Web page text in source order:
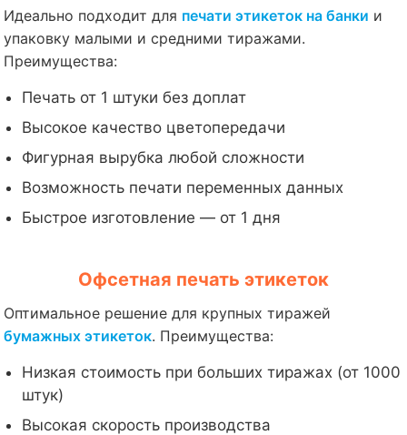
Идеально подходит для печати этикеток на банки и
упаковку малыми и средними тиражами.
Преимущества:
Печать от 1 штуки без доплат
Высокое качество цветопередачи
Фигурная вырубка любой сложности
Возможность печати переменных данных
Быстрое изготовление — от 1 дня
Офсетная печать этикеток
Оптимальное решение для крупных тиражей
бумажных этикеток. Преимущества:
Низкая стоимость при больших тиражах (от 1000
штук)
Высокая скорость производства